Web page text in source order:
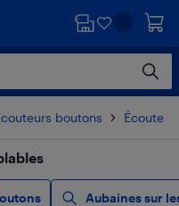
boutons
Aubaines sur